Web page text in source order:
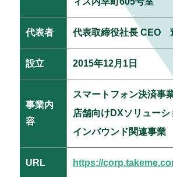
代表者 代表取締役社長 CEO
設立 2015年12月1日
事業内
容
スマートフォン決済事
店舗向けDXソリューシ
インバウンド関連事業
URL https://